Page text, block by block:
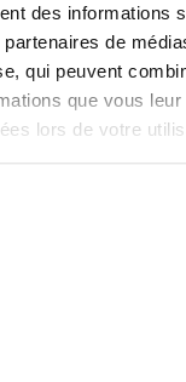
des informations
de
qui peuvent
que vous
lors de votre